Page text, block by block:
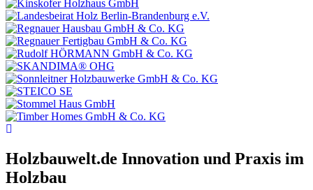
Holzbauwelt.de Innovation und Praxis im
Holzbau